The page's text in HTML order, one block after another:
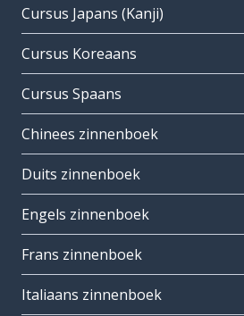
Cursus Japans (Kanji)
Cursus Koreaans
Cursus Spaans
Chinees zinnenboek
Duits zinnenboek
Engels zinnenboek
Frans zinnenboek
Italiaans zinnenboek